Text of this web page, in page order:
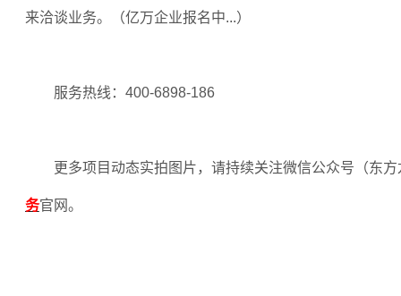
来洽谈业务。（亿万企业报名中...）
服务热线： 400-6898-186
更多项目动态实拍图片，请持续关注微信公众号（东
务官网。